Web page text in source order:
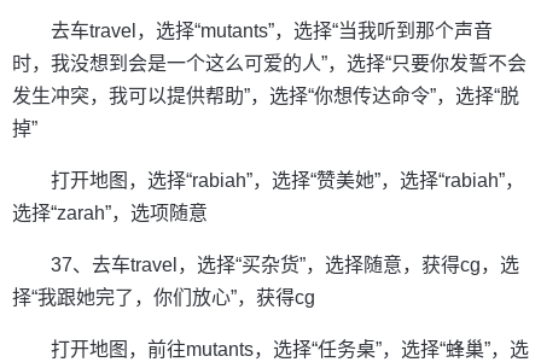
去车travel，选择“mutants”，选择“当我听到那个声音
时，我没想到会是一个这么可爱的人”，选择“只要你发誓不会
发生冲突，我可以提供帮助”，选择“你想传达命令”，选择“脱
掉”
打开地图，选择“rabiah”，选择“赞美她”，选择“rabiah”，
选择“zarah”，选项随意
37、去车travel，选择“买杂货”，选择随意，获得cg，选
择“我跟她完了，你们放心”，获得cg
打开地图，前往mutants，选择“任务桌”，选择“蜂巢”，选